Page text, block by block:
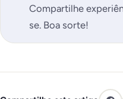
Compartilhe
se. Boa sorte!